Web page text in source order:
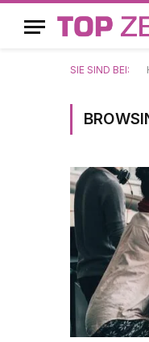
SIE SIND BEI: